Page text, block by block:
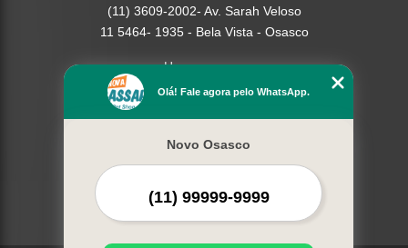
(11) 3609-2002- Av. Sarah Veloso
11 5464- 1935 - Bela Vista - Osasco
Home
Empresa
Contato
Mapa do site
Mais Serviços
Olá! Fale agora pelo WhatsApp.
Novo Osasco